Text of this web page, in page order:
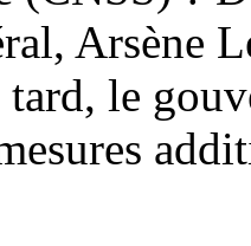
Arsène
le